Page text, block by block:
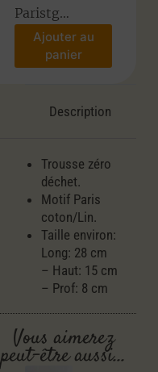
Paristg…
Ajouter au
panier
Description
Trousse zéro
déchet.
Motif Paris
coton/Lin.
Taille environ:
Long: 28 cm
– Haut: 15 cm
– Prof: 8 cm
Vous aimerez
peut-être aussi…